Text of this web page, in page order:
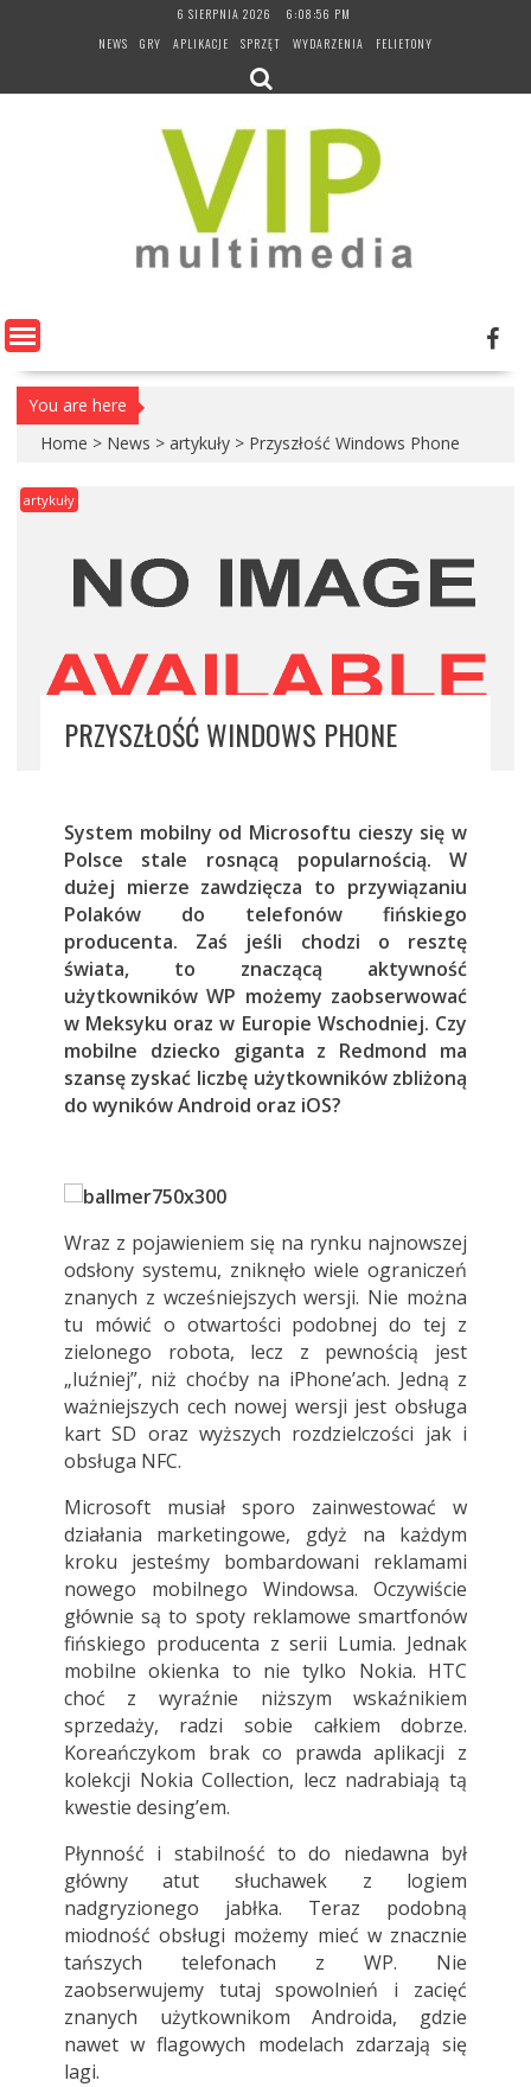
6 SIERPNIA 2026
6:08:57 PM
NEWS
GRY APLIKACJE SPRZĘT WYDARZENIA FELIETONY
You are here
Home > News > artykuły > Przyszłość Windows Phone
artykuły
PRZYSZŁOŚĆ WINDOWS PHONE
System mobilny od Microsoftu cieszy się w
Polsce stale rosnącą popularnością. W
dużej mierze zawdzięcza to przywiązaniu
Polaków do telefonów fińskiego
producenta. Zaś jeśli chodzi o resztę
świata, to znaczącą aktywność
użytkowników WP możemy zaobserwować
w Meksyku oraz w Europie Wschodniej. Czy
mobilne dziecko giganta z Redmond ma
szansę zyskać liczbę użytkowników zbliżoną
do wyników Android oraz iOS?
Wraz z pojawieniem się na rynku najnowszej
odsłony systemu, zniknęło wiele ograniczeń
znanych z wcześniejszych wersji. Nie można
tu mówić o otwartości podobnej do tej z
zielonego robota, lecz z pewnością jest
„luźniej”, niż choćby na iPhone’ach. Jedną z
ważniejszych cech nowej wersji jest obsługa
kart SD oraz wyższych rozdzielczości jak i
obsługa NFC.
Microsoft musiał sporo zainwestować w
działania marketingowe, gdyż na każdym
kroku jesteśmy bombardowani reklamami
nowego mobilnego Windowsa. Oczywiście
głównie są to spoty reklamowe smartfonów
fińskiego producenta z serii Lumia. Jednak
mobilne okienka to nie tylko Nokia. HTC
choć z wyraźnie niższym wskaźnikiem
sprzedaży, radzi sobie całkiem dobrze.
Koreańczykom brak co prawda aplikacji z
kolekcji Nokia Collection, lecz nadrabiają tą
kwestie desing’em.
Płynność i stabilność to do niedawna był
główny atut słuchawek z logiem
nadgryzionego jabłka. Teraz podobną
miodność obsługi możemy mieć w znacznie
tańszych telefonach z WP. Nie
zaobserwujemy tutaj spowolnień i zacięć
znanych użytkownikom Androida, gdzie
nawet w flagowych modelach zdarzają się
lagi.